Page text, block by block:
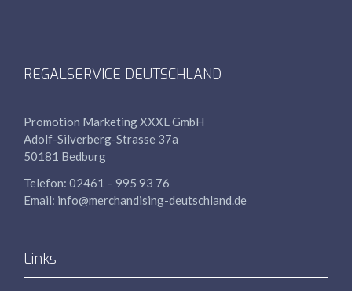
REGALSERVICE DEUTSCHLAND
Promotion MarketingXXXLGmbH
Adolf-Silverberg-Strasse 37a
50181 Bedburg
Telefon: 02461 – 995 93 76
Email: info@merchandising-deutschland.de
Links